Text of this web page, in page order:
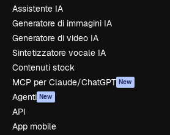
Assistente IA
Generatore di immagini IA
Generatore di video IA
Sintetizzatore vocale IA
Contenuti stock
MCP per Claude/ChatGPT New
Agenti New
API
App mobile